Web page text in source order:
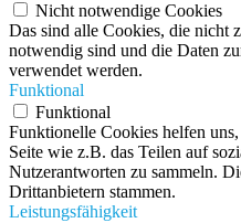
Nicht notwendige Cookies
Das sind alle Cookies, die nicht
notwendig sind und die Daten
verwendet werden.
Funktional
Funktional
Funktionelle Cookies helfen
Seite wie z.B. das Teilen auf
Nutzerantworten zu sammeln.
Drittanbietern stammen.
Leistungsfähigkeit